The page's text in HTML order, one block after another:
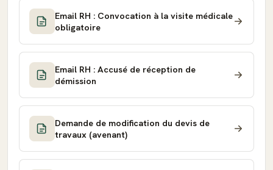
Email RH : Convocation à la visite médicale
obligatoire
Email RH : Accusé de réception de
démission
Demande de modification du devis de
travaux (avenant)